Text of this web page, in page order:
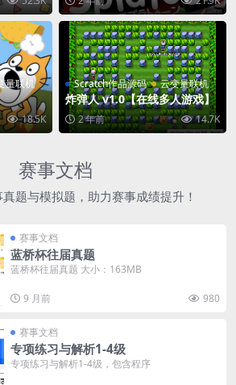
量联机
18.5K
Scratch作品源码 云变量联机
炸弹人 v1.0【在线多人游戏】
2 年前 14.7K
赛事文档
题与模拟题，助力赛事成绩提升！
赛事文档
蓝桥杯往届真题
蓝桥杯往届真题 大小：163MB
9 月前 980
赛事文档
专项练习与解析1-4级
专项练习与解析1-4级，包含程序